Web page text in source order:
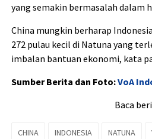
yang semakin bermasalah dalam
China mungkin berharap
272 pulau kecil di Natuna yang
imbalan bantuan ekonomi, kata
Sumber Berita dan Foto:VoA
Baca
CHINA INDONESIA NATUNA